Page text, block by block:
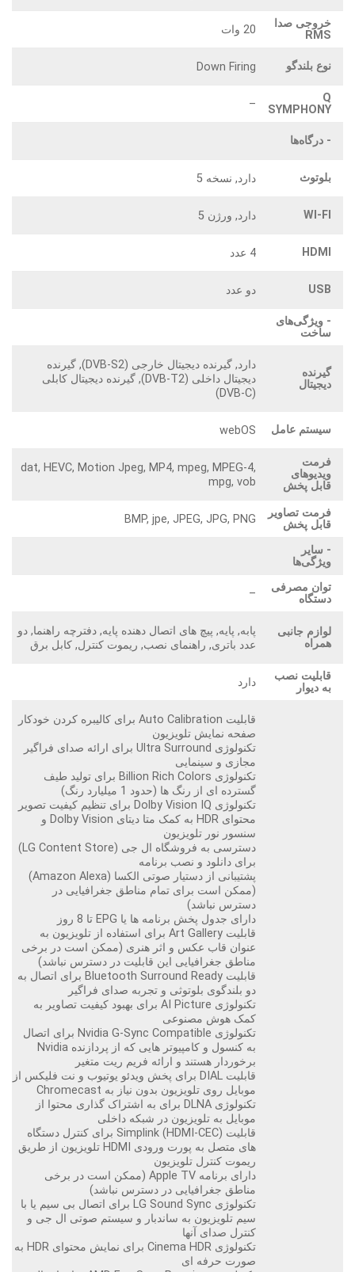
خروجی صدا
RMS
20 وات
نوع بلندگو Down Firing
Q
SYMPHONY
–
- درگاه‌ها
بلوتوث دارد, نسخه 5
WI-FI دارد, ورژن 5
HDMI 4 عدد
USB دو عدد
- ویژگی‌های
ساخت
گیرنده
دیجیتال
دارد, گیرنده دیجیتال خارجی (DVB-S2), گیرنده
دیجیتال داخلی (DVB-T2), گیرنده دیجیتال کابلی
(DVB-C)
سیستم عامل webOS
فرمت
ویدیوهای
قابل پخش
dat, HEVC, Motion Jpeg, MP4, mpeg, MPEG-4,
mpg, vob
فرمت تصاویر
قابل پخش
BMP, jpe, JPEG, JPG, PNG
- سایر
ویژگی‌ها
توان مصرفی
دستگاه
–
لوازم جانبی
همراه
پابه, پایه, پیچ های اتصال دهنده پایه, دفترچه راهنما, دو
عدد باتری, راهنمای نصب, ریموت کنترل, کابل برق
قابلیت نصب
به دیوار
دارد
قابلیت Auto Calibration برای کالیبره کردن خودکار
صفحه نمایش تلویزیون
تکنولوژی Ultra Surround برای ارائه صدای فراگیر
مجازی و سینمایی
تکنولوژی Billion Rich Colors برای تولید طیف
گسترده ای از رنگ ها (حدود 1 میلیارد رنگ)
تکنولوژی Dolby Vision IQ برای تنظیم کیفیت تصویر
محتوای HDR به کمک متا دیتای Dolby Vision و
سنسور نور تلویزیون
دسترسی به فروشگاه ال جی (LG Content Store)
برای دانلود و نصب برنامه
پشتیبانی از دستیار صوتی الکسا (Amazon Alexa)
(ممکن است برای تمام مناطق جغرافیایی در
دسترس نباشد)
دارای جدول پخش برنامه ها یا EPG تا 8 روز
قابلیت Art Gallery برای استفاده از تلویزیون به
عنوان قاب عکس و اثر هنری (ممکن است در برخی
مناطق جغرافیایی این قابلیت در دسترس نباشد)
قابلیت Bluetooth Surround Ready برای اتصال به
دو بلندگوی بلوتوثی و تجربه صدای فراگیر
تکنولوژی AI Picture برای بهبود کیفیت تصاویر به
کمک هوش مصنوعی
تکنولوژی Nvidia G-Sync Compatible برای اتصال
به کنسول و کامپیوتر هایی که از پردازنده Nvidia
برخوردار هستند و ارائه فریم ریت متغیر
قابلیت DIAL برای پخش ویدئو یوتیوب و نت فلیکس از
موبایل روی تلویزیون بدون نیاز به Chromecast
تکنولوژی DLNA برای به اشتراک گذاری محتوا از
موبایل به تلویزیون در شبکه داخلی
قابلیت Simplink (HDMI-CEC) برای کنترل دستگاه
های متصل به پورت ورودی HDMI تلویزیون از طریق
ریموت کنترل تلویزیون
دارای برنامه Apple TV (ممکن است در برخی
مناطق جغرافیایی در دسترس نباشد)
تکنولوژی LG Sound Sync برای اتصال بی سیم یا با
سیم تلویزیون به ساندبار و سیستم صوتی ال جی و
کنترل صدای آنها
تکنولوژی Cinema HDR برای نمایش محتوای HDR به
صورت حرفه ای